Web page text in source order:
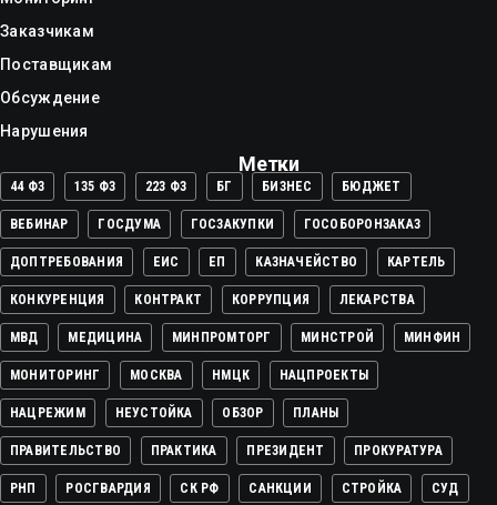
Заказчикам
Поставщикам
Обсуждение
Нарушения
Метки
44 ФЗ 135 ФЗ 223 ФЗ БГ БИЗНЕС БЮДЖЕТ
ВЕБИНАР ГОСДУМА ГОСЗАКУПКИ ГОСОБОРОНЗАКАЗ
ДОПТРЕБОВАНИЯ ЕИС ЕП КАЗНАЧЕЙСТВО КАРТЕЛЬ
КОНКУРЕНЦИЯ КОНТРАКТ КОРРУПЦИЯ ЛЕКАРСТВА
МВД МЕДИЦИНА МИНПРОМТОРГ МИНСТРОЙ МИНФИН
МОНИТОРИНГ МОСКВА НМЦК НАЦПРОЕКТЫ
НАЦРЕЖИМ НЕУСТОЙКА ОБЗОР ПЛАНЫ
ПРАВИТЕЛЬСТВО ПРАКТИКА ПРЕЗИДЕНТ ПРОКУРАТУРА
РНП РОСГВАРДИЯ СК РФ САНКЦИИ СТРОЙКА СУД